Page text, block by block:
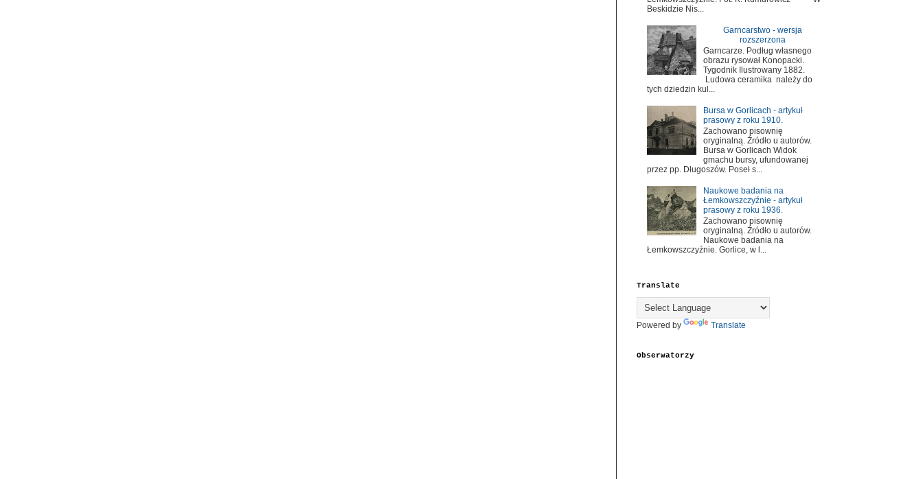
Beskidzie Nis...
Garncarstwo - wersja
rozszerzona
Garncarze. Podług własnego
obrazu rysował Konopacki.
Tygodnik Ilustrowany 1882.
Ludowa ceramika należy do
tych dziedzin kul...
Bursa w Gorlicach - artykuł
prasowy z roku 1910.
Zachowano pisownię
oryginalną. Źródło u autorów.
Bursa w Gorlicach Widok
gmachu bursy, ufundowanej
przez pp. Długoszów. Poseł s...
Naukowe badania na
Łemkowszczyźnie - artykuł
prasowy z roku 1936.
Zachowano pisownię
oryginalną. Źródło u autorów.
Naukowe badania na
Łemkowszczyźnie. Gorlice, w l...
Translate
Powered by Translate
Obserwatorzy